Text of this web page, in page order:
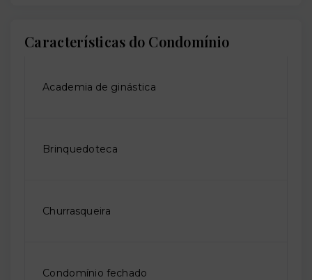
Características do Condomínio
Academia de ginástica
Brinquedoteca
Churrasqueira
Condomínio fechado